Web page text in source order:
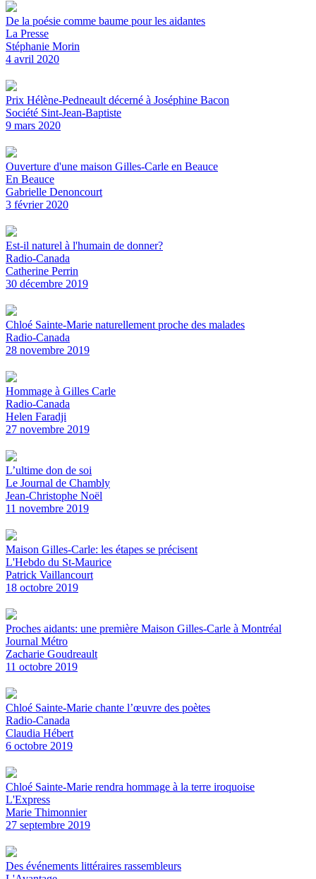
De la poésie comme baume pour les aidantes
La Presse
Stéphanie Morin
4 avril 2020
Prix Hélène-Pedneault décerné à Joséphine Bacon
Société Sint-Jean-Baptiste
9 mars 2020
Ouverture d'une maison Gilles-Carle en Beauce
En Beauce
Gabrielle Denoncourt
3 février 2020
Est-il naturel à l'humain de donner?
Radio-Canada
Catherine Perrin
30 décembre 2019
Chloé Sainte-Marie naturellement proche des malades
Radio-Canada
28 novembre 2019
Hommage à Gilles Carle
Radio-Canada
Helen Faradji
27 novembre 2019
L’ultime don de soi
Le Journal de Chambly
Jean-Christophe Noël
11 novembre 2019
Maison Gilles-Carle: les étapes se précisent
L'Hebdo du St-Maurice
Patrick Vaillancourt
18 octobre 2019
Proches aidants: une première Maison Gilles-Carle à Montréal
Journal Métro
Zacharie Goudreault
11 octobre 2019
Chloé Sainte-Marie chante l’œuvre des poètes
Radio-Canada
Claudia Hébert
6 octobre 2019
Chloé Sainte-Marie rendra hommage à la terre iroquoise
L'Express
Marie Thimonnier
27 septembre 2019
Des événements littéraires rassembleurs